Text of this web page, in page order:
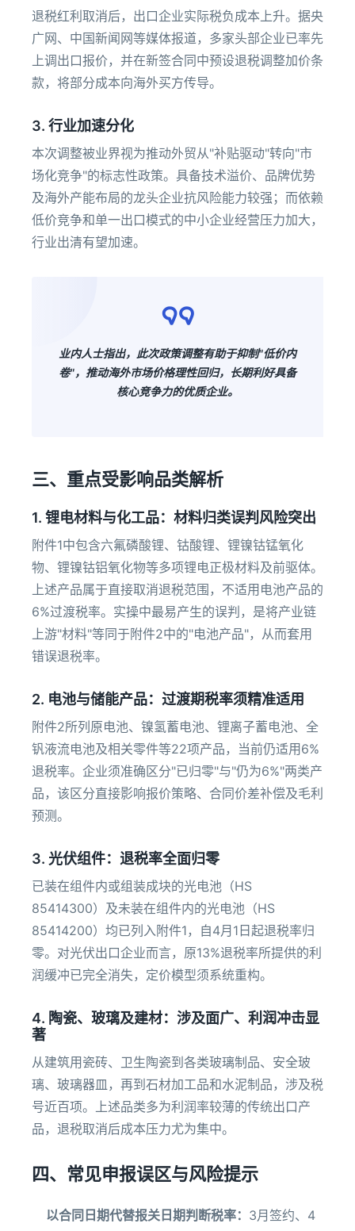
退税红利取消后，出口企业实际税负成本上升。据央
广网、中国新闻网等媒体报道，多家头部企业已率先
上调出口报价，并在新签合同中预设退税调整加价条
款，将部分成本向海外买方传导。
3. 行业加速分化
本次调整被业界视为推动外贸从"补贴驱动"转向"市
场化竞争"的标志性政策。具备技术溢价、品牌优势
及海外产能布局的龙头企业抗风险能力较强；而依赖
低价竞争和单一出口模式的中小企业经营压力加大，
行业出清有望加速。
业内人士指出，此次政策调整有助于抑制"低价内
卷"，推动海外市场价格理性回归，长期利好具备
核心竞争力的优质企业。
三、重点受影响品类解析
1. 锂电材料与化工品：材料归类误判风险突出
附件1中包含六氟磷酸锂、钴酸锂、锂镍钴锰氧化
物、锂镍钴铝氧化物等多项锂电正极材料及前驱体。
上述产品属于直接取消退税范围，不适用电池产品的
6%过渡税率。实操中最易产生的误判，是将产业链
上游"材料"等同于附件2中的"电池产品"，从而套用
错误退税率。
2. 电池与储能产品：过渡期税率须精准适用
附件2所列原电池、镍氢蓄电池、锂离子蓄电池、全
钒液流电池及相关零件等22项产品，当前仍适用6%
退税率。企业须准确区分"已归零"与"仍为6%"两类产
品，该区分直接影响报价策略、合同价差补偿及毛利
预测。
3. 光伏组件：退税率全面归零
已装在组件内或组装成块的光电池（HS
85414300）及未装在组件内的光电池（HS
85414200）均已列入附件1，自4月1日起退税率归
零。对光伏出口企业而言，原13%退税率所提供的利
润缓冲已完全消失，定价模型须系统重构。
4. 陶瓷、玻璃及建材：涉及面广、利润冲击显
著
从建筑用瓷砖、卫生陶瓷到各类玻璃制品、安全玻
璃、玻璃器皿，再到石材加工品和水泥制品，涉及税
号近百项。上述品类多为利润率较薄的传统出口产
品，退税取消后成本压力尤为集中。
四、常见申报误区与风险提示
以合同日期代替报关日期判断税率： 3月签约、4